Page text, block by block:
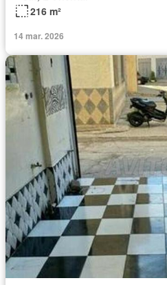
216 m²
14 mar. 2026